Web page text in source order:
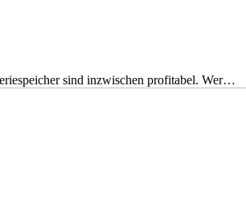
sind inzwischen profitabel. Wer…